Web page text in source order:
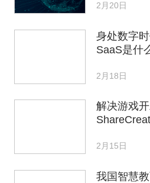
2月20日
身处数字
SaaS是什
2月18日
解决游戏开
2月15日
我国智慧